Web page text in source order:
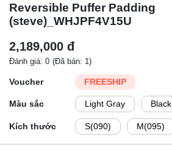
Reversible Puffer Padding
(steve)_WHJPF4V15U
2,189,000 đ
Đánh giá: 0 (Đã bán: 1)
Voucher FREESHIP
Màu sắc Light Gray Black
Kích thước S(090) M(095)